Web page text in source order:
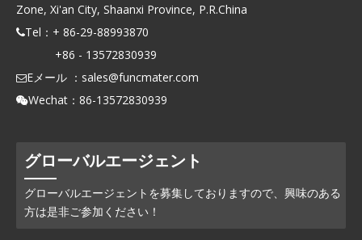
Zone, Xi'an City, Shaanxi Province, P.R.China
Tel：+ 86-29-88993870
+86 - 13572830939
Eメール ： sales@funcmater.com
Wechat：86-13572830939
グローバルエージェント
グローバルエージェントを募集しておりますので、興味のある
方は是非ご参加ください！